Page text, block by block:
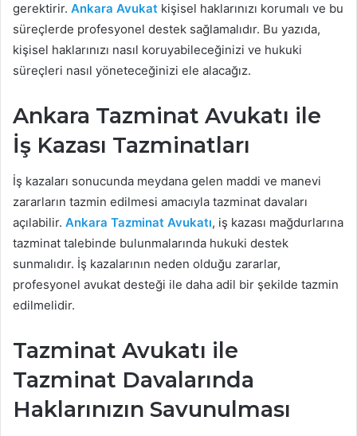
gerektirir. Ankara Avukat kişisel haklarınızı korumalı ve bu
süreçlerde profesyonel destek sağlamalıdır. Bu yazıda,
kişisel haklarınızı nasıl koruyabileceğinizi ve hukuki
süreçleri nasıl yöneteceğinizi ele alacağız.
Ankara Tazminat Avukatı ile
İş Kazası Tazminatları
İş kazaları sonucunda meydana gelen maddi ve manevi
zararların tazmin edilmesi amacıyla tazminat davaları
açılabilir. Ankara Tazminat Avukatı, iş kazası mağdurlarına
tazminat talebinde bulunmalarında hukuki destek
sunmalıdır. İş kazalarının neden olduğu zararlar,
profesyonel avukat desteği ile daha adil bir şekilde tazmin
edilmelidir.
Tazminat Avukatı ile
Tazminat Davalarında
Haklarınızın Savunulması